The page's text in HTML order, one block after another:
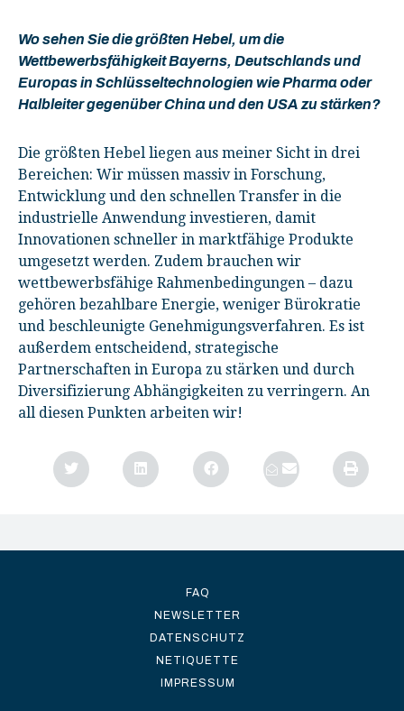
Wo sehen Sie die größten Hebel, um die
Wettbewerbsfähigkeit Bayerns, Deutschlands und
Europas in Schlüsseltechnologien wie Pharma oder
Halbleiter gegenüber China und den USA zu stärken?
Die größten Hebel liegen aus meiner Sicht in drei
Bereichen: Wir müssen massiv in Forschung,
Entwicklung und den schnellen Transfer in die
industrielle Anwendung investieren, damit
Innovationen schneller in marktfähige Produkte
umgesetzt werden. Zudem brauchen wir
wettbewerbsfähige Rahmenbedingungen – dazu
gehören bezahlbare Energie, weniger Bürokratie
und beschleunigte Genehmigungsverfahren. Es ist
außerdem entscheidend, strategische
Partnerschaften in Europa zu stärken und durch
Diversifizierung Abhängigkeiten zu verringern. An
all diesen Punkten arbeiten wir!
FAQ
NEWSLETTER
DATENSCHUTZ
NETIQUETTE
IMPRESSUM